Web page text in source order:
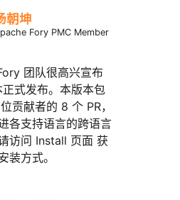
朝坤
Fory PMC Member
团队很高兴宣布
正式发布。本版本包
贡献者的 8 个 PR，
各支持语言的跨语言
访问 Install 页面 获
装方式。